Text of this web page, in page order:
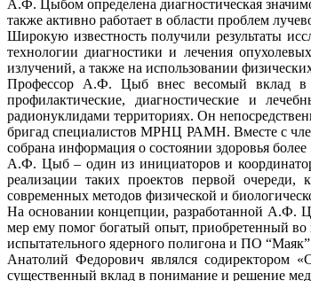
А.Ф. Цыбом определена диагностическая
также активно работает в области проблем
Широкую известность получили результаты
технологии диагностики и лечения
излучений, а также на использовании
Профессор А.Ф. Цыб внес весомый вклад в
профилактические, диагностические и
радионуклидами территориях. Он
бригад специалистов МРНЦ РАМН. Вместе с
собрана информация о состоянии здоровья
А.Ф. Цыб – один из инициаторов и
реализации таких проектов первой
современных методов физической и
На основании концепции, разработанной А.Ф.
мер ему помог богатый опыт, приобретенный во
испытательного ядерного полигона и ПО
Анатолий Федорович являлся
существенный вклад в понимание и решение